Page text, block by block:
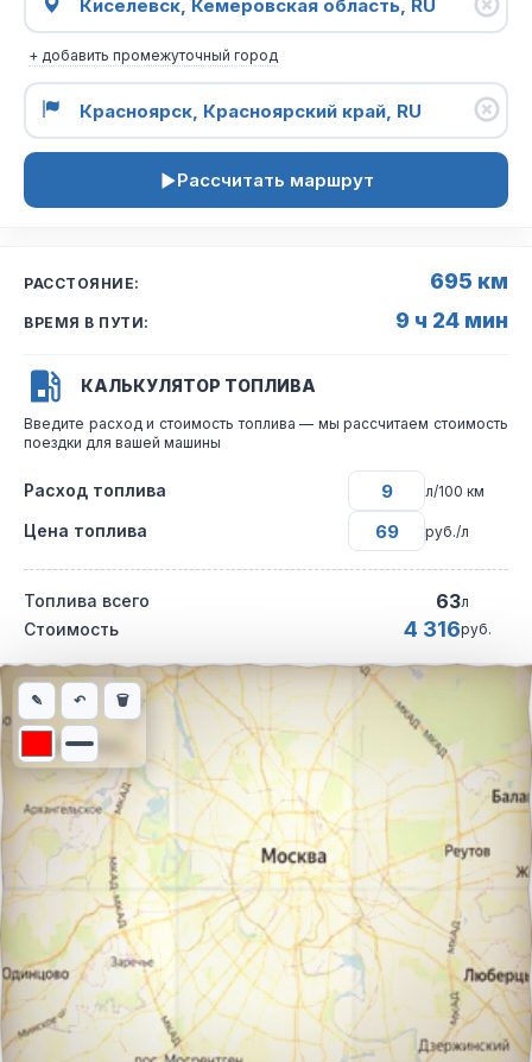
+ добавить промежуточный город
Рассчитать маршрут
РАССТОЯНИЕ: 695 км
ВРЕМЯ В ПУТИ: 9 ч 24 мин
КАЛЬКУЛЯТОР ТОПЛИВА
Введите расход и стоимость топлива — мы рассчитаем стоимость
поездки для вашей машины
Расход топлива л/100 км
Цена топлива руб./л
Топлива всего 63л
Стоимость 4 316руб.
Интерактивная карта автомобильного маршрута из города
✎ ↶ 🗑